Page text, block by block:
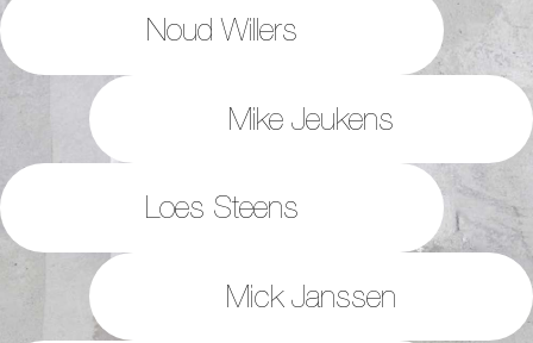
Noud Willers
Mike Jeukens
Loes Steens
Mick Janssen